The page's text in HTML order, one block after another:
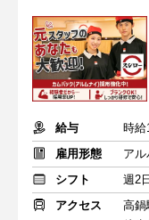
給与
時
雇用形態
アル
シフト
週2
アクセス
高鍋